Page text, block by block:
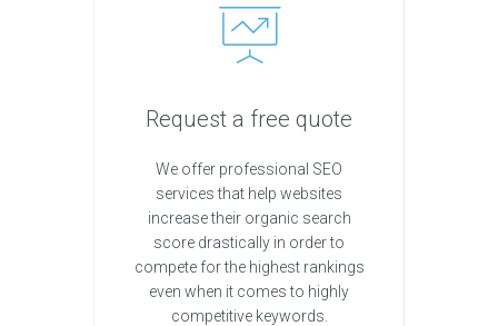
Request a free quote
We offer professional SEO
services that help websites
increase their organic search
score drastically in order to
compete for the highest rankings
even when it comes to highly
competitive keywords.